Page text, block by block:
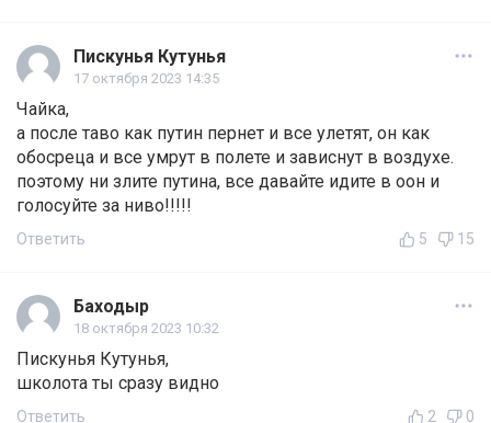
Пискунья Кутунья
17 октября 2023 14:35
Чайка,
а после таво как путин пернет и все улетят, он как
oбocpeца и все умрут в полете и зависнут в воздухе.
поэтому ни злите путина, все давайте идите в оон и
голосуйте за ниво!!!!!
Ответить 5 15
Баходыр
18 октября 2023 10:32
Пискунья Кутунья,
школота ты сразу видно
Ответить 2 0